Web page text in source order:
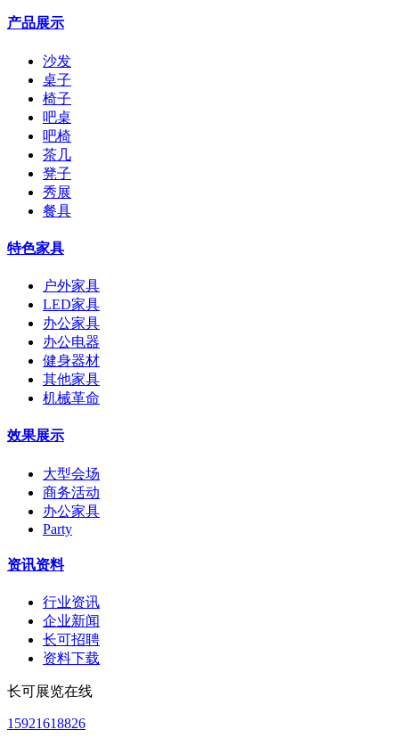
产品展示
沙发
桌子
椅子
吧桌
吧椅
茶几
凳子
秀展
餐具
特色家具
户外家具
LED家具
办公家具
办公电器
健身器材
其他家具
机械革命
效果展示
大型会场
商务活动
办公家具
Party
资讯资料
行业资讯
企业新闻
长可招聘
资料下载
长可展览在线
15921618826